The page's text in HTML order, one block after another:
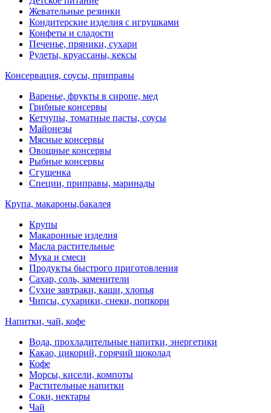
Жевательные резинки
Кондитерские изделия с игрушками
Конфеты и сладости
Печенье, пряники, сухари
Рулеты, круассаны, кексы
Консервация, соусы, приправы
Варенье, фрукты в сиропе, мед
Грибные консервы
Кетчупы, томатные пасты, соусы
Майонезы
Мясные консервы
Овощные консервы
Рыбные консервы
Сгущенка
Специи, приправы, маринады
Крупа, макароны,бакалея
Крупы
Макаронные изделия
Масла растительные
Мука и смеси
Продукты быстрого приготовления
Сахар, соль, заменители
Сухие завтраки, каши, хлопья
Чипсы, сухарики, снеки, попкорн
Напитки, чай, кофе
Вода, прохладительные напитки, энергетики
Какао, цикорий, горячий шоколад
Кофе
Морсы, кисели, компоты
Растительные напитки
Соки, нектары
Чай